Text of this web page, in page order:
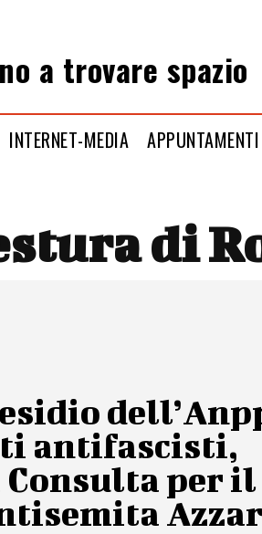
a trovare spazio
INTERNET-MEDIA APPUNTAMENTI
di
antifascisti,
per il